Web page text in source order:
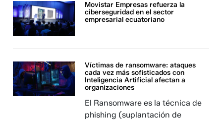
Movistar Empresas refuerza la
ciberseguridad en el sector
empresarial ecuatoriano
Víctimas de ransomware: ataques
cada vez más sofisticados con
Inteligencia Artificial afectan a
organizaciones
El Ransomware es la técnica de
phishing (suplantación de